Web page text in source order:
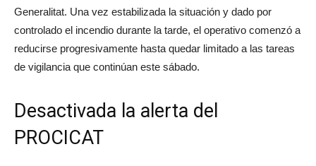
Generalitat. Una vez estabilizada la situación y dado por
controlado el incendio durante la tarde, el operativo comenzó a
reducirse progresivamente hasta quedar limitado a las tareas
de vigilancia que continúan este sábado.
Desactivada la alerta del
PROCICAT